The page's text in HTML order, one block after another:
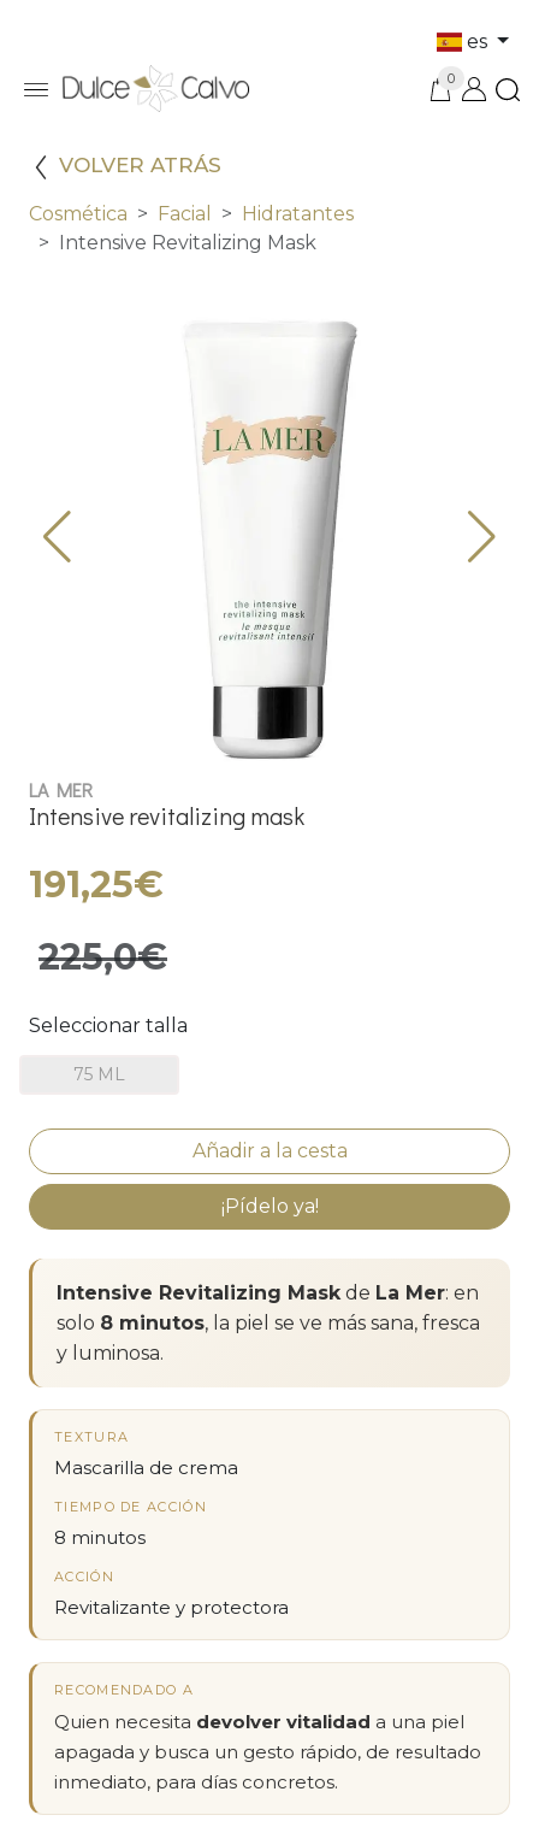
es
0
VOLVER ATRÁS
Cosmética Facial
Hidratantes
Intensive Revitalizing Mask
LA MER
Intensive revitalizing mask
191,25€
225,0€
Seleccionar talla
75 ML
¡Pídelo ya!
Intensive Revitalizing Maskde La Mer: en
solo 8 minutos, la piel se ve más sana, fresca
y luminosa.
TEXTURA
Mascarilla de crema
TIEMPO DE ACCIÓN
8 minutos
ACCIÓN
Revitalizante y protectora
RECOMENDADO A
Quien necesita devolver vitalidad a una piel
apagada y busca un gesto rápido, de resultado
inmediato, para días concretos.